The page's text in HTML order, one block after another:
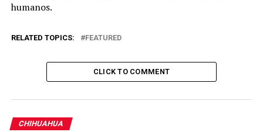
humanos.
RELATED TOPICS: FEATURED
CLICK TO COMMENT
CHIHUAHUA